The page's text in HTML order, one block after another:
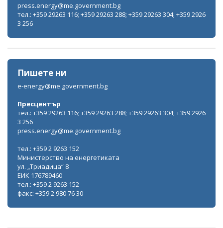
press.energy@me.government.bg
тел.: +359 29263 116; +359 29263 288; +359 29263 304; +359 2926
3 256
Пишете ни
e-energy@me.government.bg
Пресцентър
тел.: +359 29263 116; +359 29263 288; +359 29263 304; +359 2926
3 256
press.energy@me.government.bg
тел.: +359 2 9263 152
Министерство на енергетиката
ул. „Триадица“ 8
ЕИК 176789460
тел.: +359 2 9263 152
факс: +359 2 980 76 30